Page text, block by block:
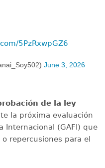
5PzRxwpGZ6
June 3, 2026
de la ley
la próxima evaluación
Internacional (GAFI) que
repercusiones para el